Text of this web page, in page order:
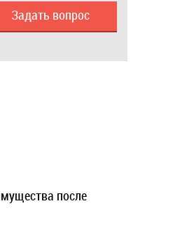
Задать вопрос
после